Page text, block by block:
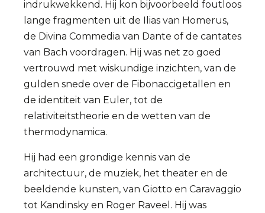
indrukwekkend. Hij kon bijvoorbeeld foutloos
lange fragmenten uit de Ilias van Homerus,
de Divina Commedia van Dante of de cantates
van Bach voordragen. Hij was net zo goed
vertrouwd met wiskundige inzichten, van de
gulden snede over de Fibonaccigetallen en
de identiteit van Euler, tot de
relativiteitstheorie en de wetten van de
thermodynamica.
Hij had een grondige kennis van de
architectuur, de muziek, het theater en de
beeldende kunsten, van Giotto en Caravaggio
tot Kandinsky en Roger Raveel. Hij was